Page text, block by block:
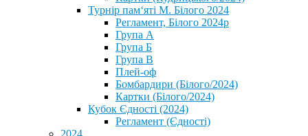
⁨Турнір пам‘яті М. Білого 2024⁩
Регламент, Білого 2024р
Група А
Група Б
Група В
Плей-оф
Бомбардири (Білого/2024)
Картки (Білого/2024)
Кубок Єдності (2024)
Регламент (Єдності)
2024